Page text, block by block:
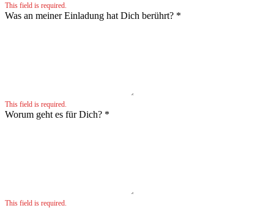
This field is required.
Was an meiner Einladung hat Dich berührt? *
This field is required.
Worum geht es für Dich? *
This field is required.